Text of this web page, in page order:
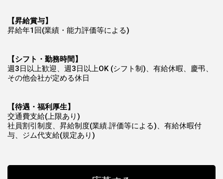
【昇給賞与】
昇給年1回(業績・能力評価等による)
【シフト・勤務時間】
週3日以上歓迎、週3日以上OK (シフト制)、有給休暇、慶弔、
その他会社が定める休日
【待遇・福利厚生】
交通費支給(上限あり)
社員割引制度、昇給制度(業績.評価等による)、有給休暇付
与、ジム代支給(規定あり)